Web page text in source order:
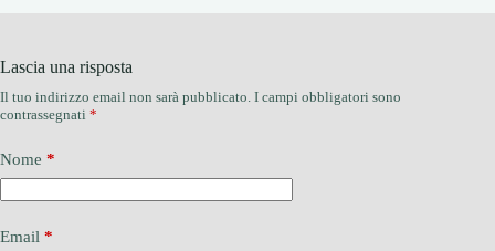
Lascia una risposta
Il tuo indirizzo email non sarà pubblicato. I campi obbligatori sono
contrassegnati *
Nome *
Email *